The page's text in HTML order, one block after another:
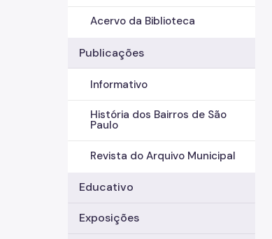
Acervo da Biblioteca
Publicações
Informativo
História dos Bairros de São
Paulo
Revista do Arquivo Municipal
Educativo
Exposições